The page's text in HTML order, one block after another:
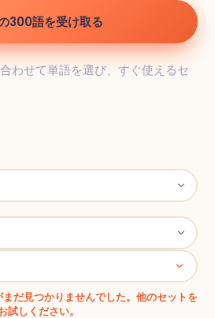
300語を受け取る
わせて単語を選び、すぐ使えるセ
だ見つかりませんでした。他のセットを
試しください。